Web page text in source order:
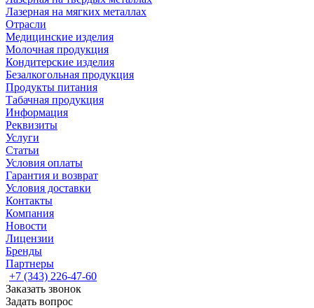
Лазерная на мягких металлах
Отрасли
Медицинские изделия
Молочная продукция
Кондитерские изделия
Безалкогольная продукция
Продукты питания
Табачная продукция
Информация
Реквизиты
Услуги
Статьи
Условия оплаты
Гарантия и возврат
Условия доставки
Контакты
Компания
Новости
Лицензии
Бренды
Партнеры
+7 (343) 226-47-60
Заказать звонок
Задать вопрос